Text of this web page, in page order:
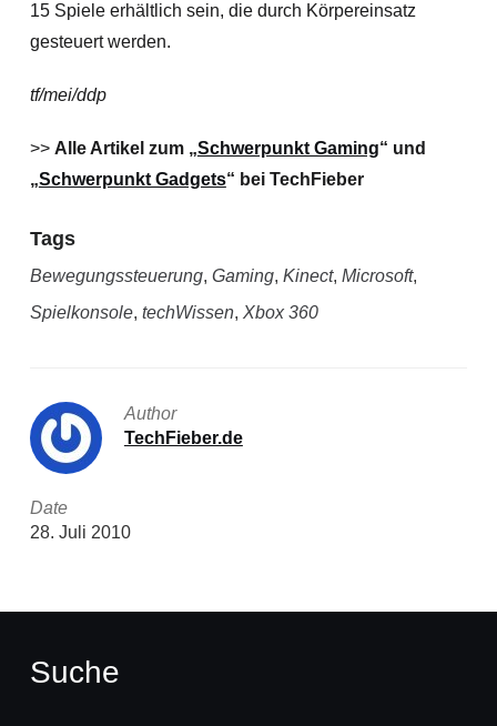
15 Spiele erhältlich sein, die durch Körpereinsatz
gesteuert werden.
tf/mei/ddp
>> Alle Artikel zum „Schwerpunkt Gaming“ und
„Schwerpunkt Gadgets“ bei TechFieber
Tags
Bewegungssteuerung, Gaming, Kinect, Microsoft,
Spielkonsole, techWissen, Xbox 360
Author
TechFieber.de
Date
28. Juli 2010
Suche